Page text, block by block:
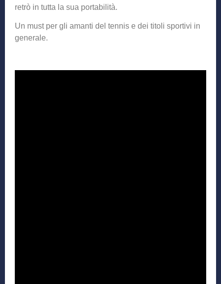
retrò in tutta la sua portabilità.
Un must per gli amanti del tennis e dei titoli sportivi in
generale.